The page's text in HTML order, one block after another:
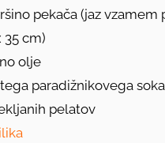
pekača (jaz vzamem
35 cm)
olje
paradižnikovega
pelatov